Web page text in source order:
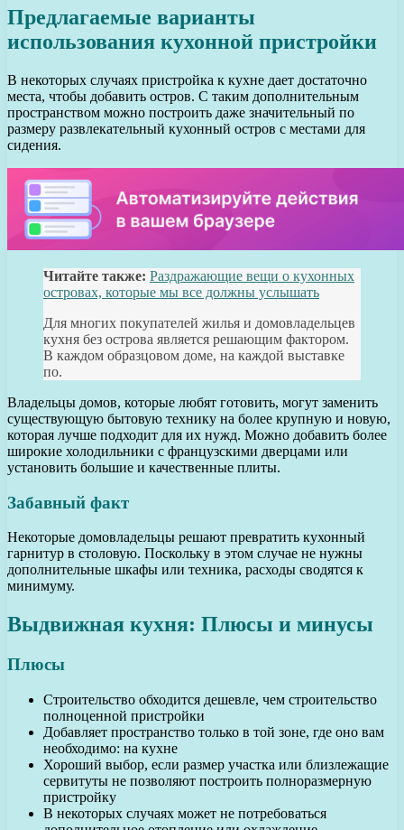
Предлагаемые варианты
использования кухонной пристройки
В некоторых случаях пристройка к кухне дает достаточно
места, чтобы добавить остров. С таким дополнительным
пространством можно построить даже значительный по
размеру развлекательный кухонный остров с местами для
сидения.
Читайте также: Раздражающие вещи о кухонных
островах, которые мы все должны услышать
Для многих покупателей жилья и домовладельцев
кухня без острова является решающим фактором.
В каждом образцовом доме, на каждой выставке
по.
Владельцы домов, которые любят готовить, могут заменить
существующую бытовую технику на более крупную и новую,
которая лучше подходит для их нужд. Можно добавить более
широкие холодильники с французскими дверцами или
установить большие и качественные плиты.
Забавный факт
Некоторые домовладельцы решают превратить кухонный
гарнитур в столовую. Поскольку в этом случае не нужны
дополнительные шкафы или техника, расходы сводятся к
минимуму.
Выдвижная кухня: Плюсы и минусы
Плюсы
Строительство обходится дешевле, чем строительство
полноценной пристройки
Добавляет пространство только в той зоне, где оно вам
необходимо: на кухне
Хороший выбор, если размер участка или близлежащие
сервитуты не позволяют построить полноразмерную
пристройку
В некоторых случаях может не потребоваться